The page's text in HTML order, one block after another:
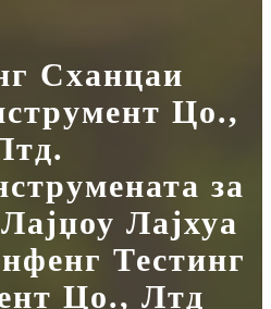
Сханцаи
Цо.,
за
Лајхуа
Тестинг
Цо., Лтд